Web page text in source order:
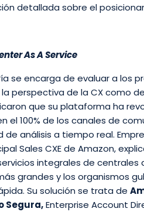
detallada sobre el
As A Service
se encarga de evaluar a los
perspectiva de la CX como de
que su plataforma ha
el 100% de los canales de
de análisis a tiempo real.
Sales CXE de Amazon,
integrales de centrales
grandes y los organismos
Su solución se trata de
Segura,Enterprise Account